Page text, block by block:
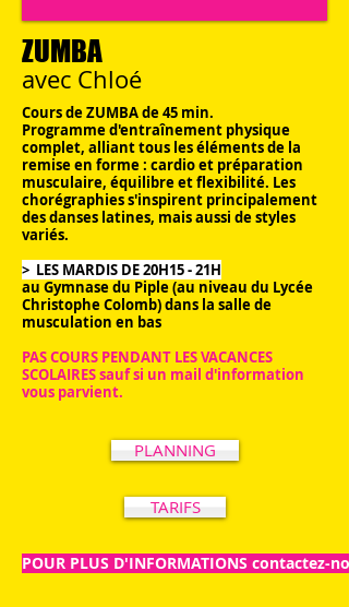
ZUMBA
avec Chloé
Cours de ZUMBA de 45 min.
Programme d'entraînement physique
complet, alliant tous les éléments de la
remise en forme : cardio et préparation
musculaire, équilibre et flexibilité. Les
chorégraphies s'inspirent principalement
des danses latines, mais aussi de styles
variés.
> LES MARDIS DE 20H15 - 21H
au Gymnase du Piple (au niveau du Lycée
Christophe Colomb) dans la salle de
musculation en bas
PAS COURS PENDANT LES VACANCES
SCOLAIRES sauf si un mail d'information
vous parvient.
PLANNING
TARIFS
POUR PLUS D'INFORMATIONS contactez-